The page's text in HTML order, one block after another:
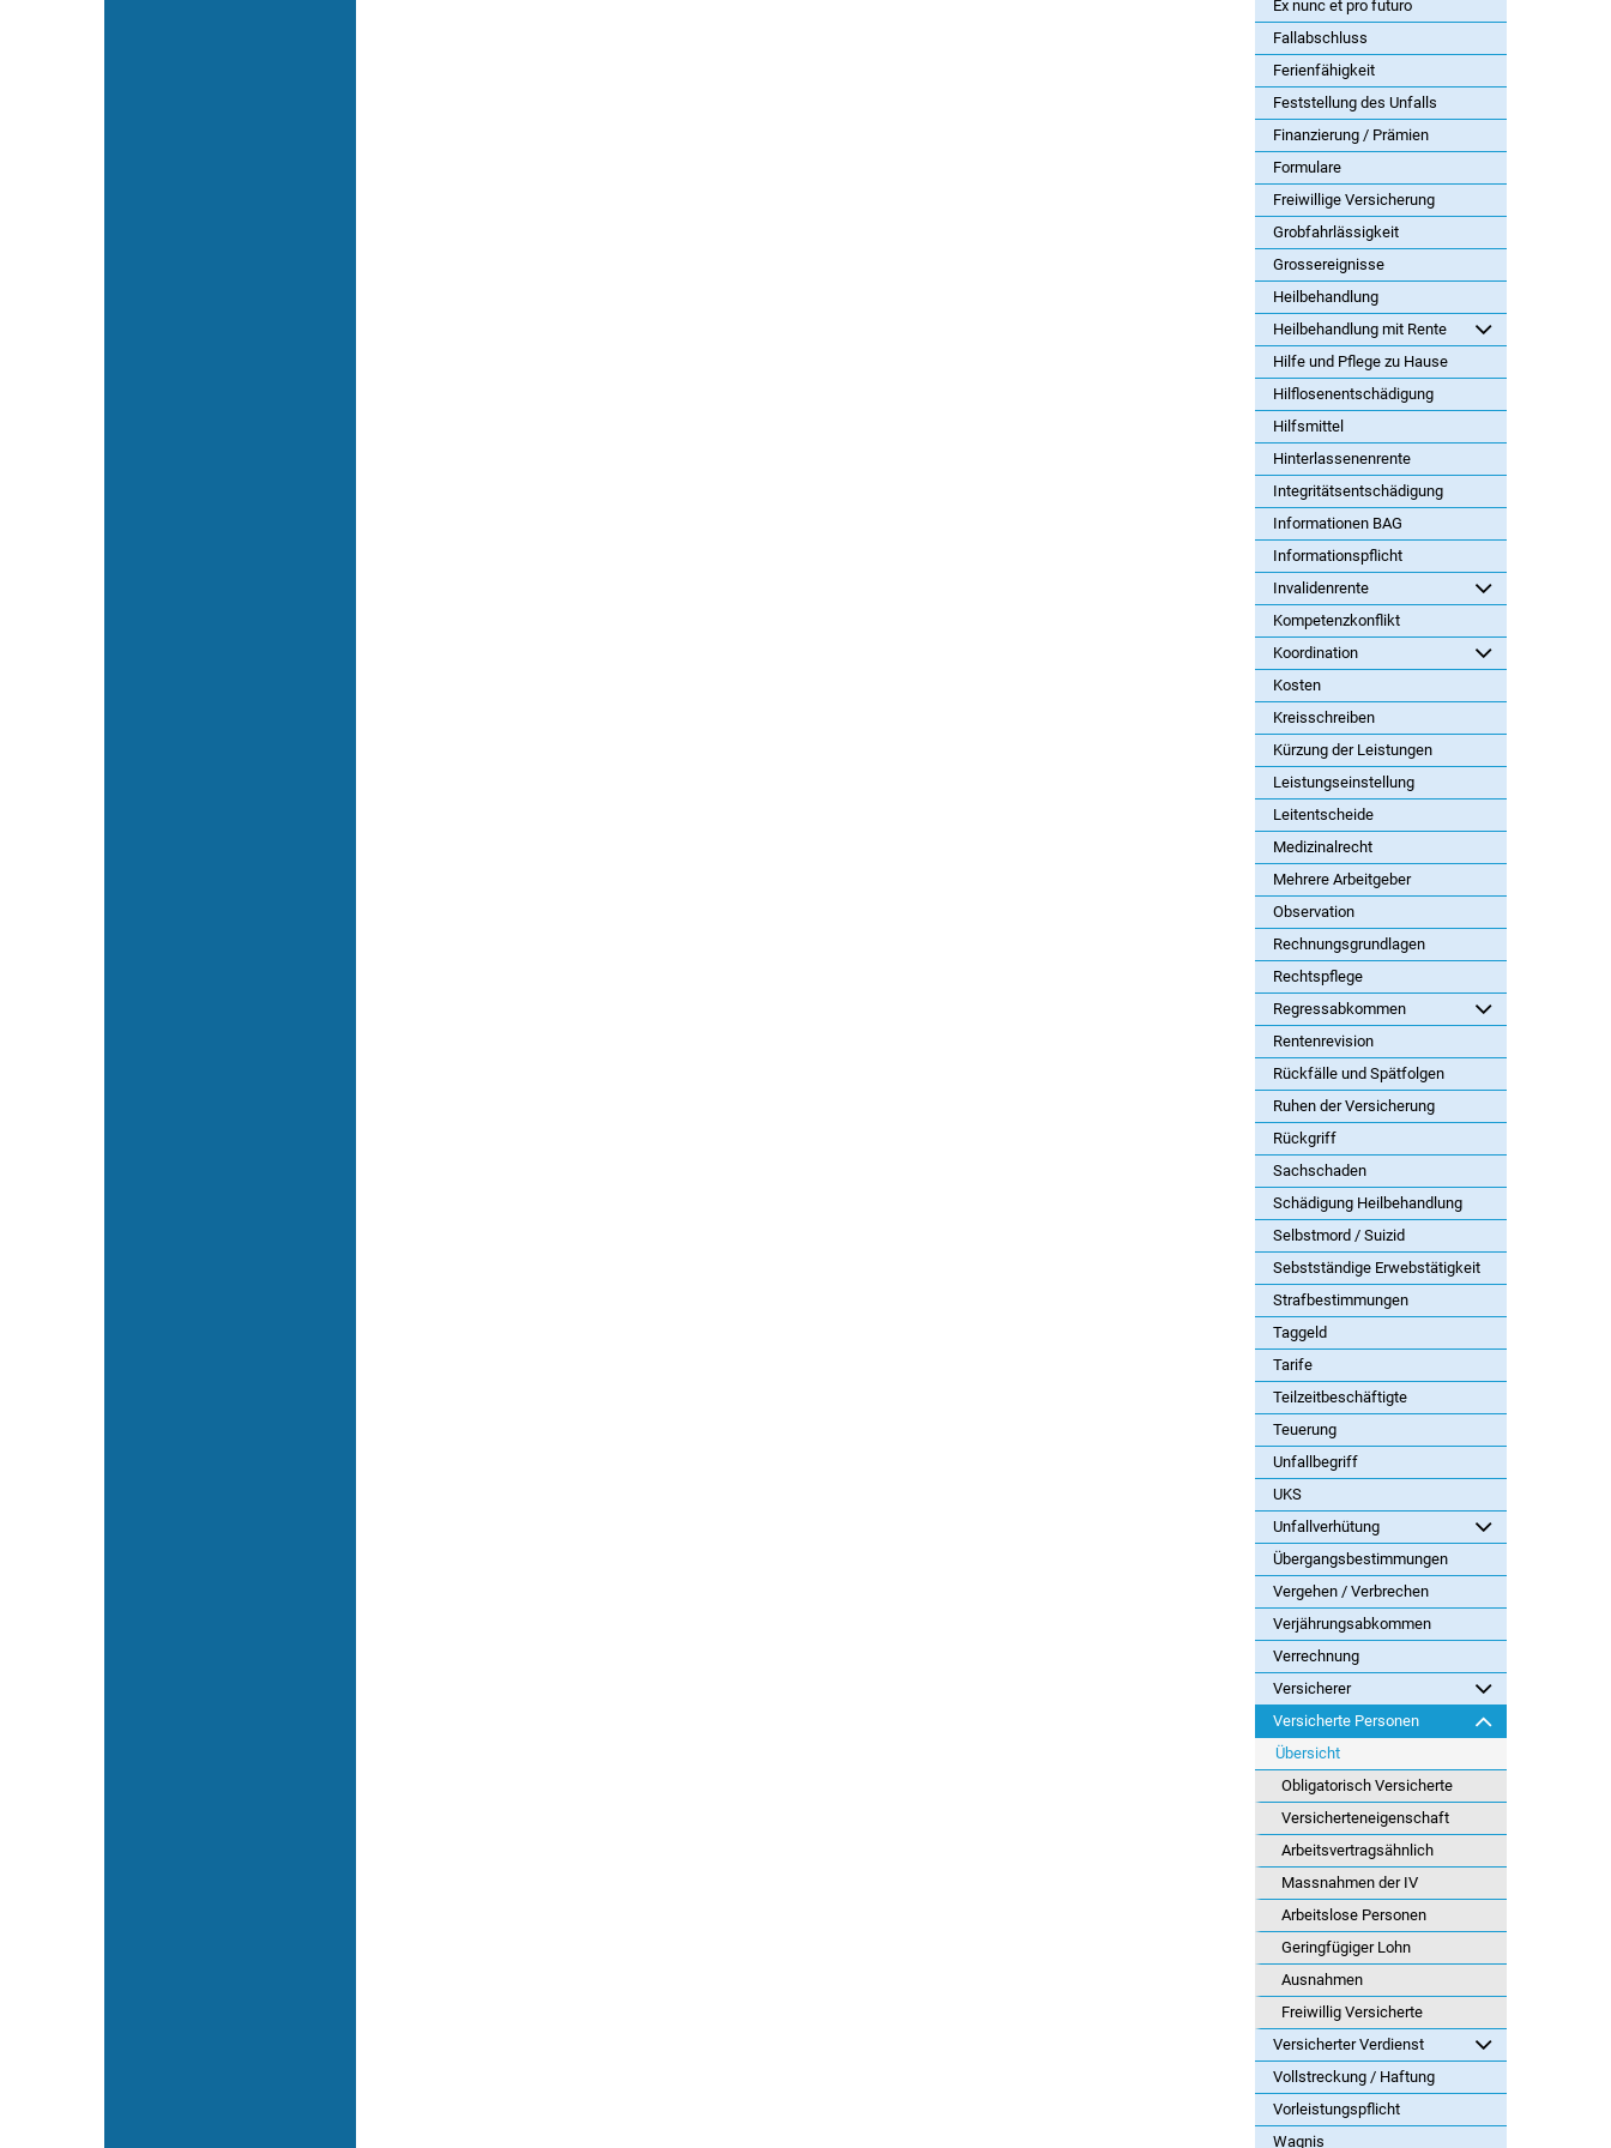
Ex nunc et pro futuro
Fallabschluss
Ferienfähigkeit
Feststellung des Unfalls
Finanzierung / Prämien
Formulare
Freiwillige Versicherung
Grobfahrlässigkeit
Grossereignisse
Heilbehandlung
Heilbehandlung mit Rente
Hilfe und Pflege zu Hause
Hilflosenentschädigung
Hilfsmittel
Hinterlassenenrente
Integritätsentschädigung
Informationen BAG
Informationspflicht
Invalidenrente
Kompetenzkonflikt
Koordination
Kosten
Kreisschreiben
Kürzung der Leistungen
Leistungseinstellung
Leitentscheide
Medizinalrecht
Mehrere Arbeitgeber
Observation
Rechnungsgrundlagen
Rechtspflege
Regressabkommen
Rentenrevision
Rückfälle und Spätfolgen
Ruhen der Versicherung
Rückgriff
Sachschaden
Schädigung Heilbehandlung
Selbstmord / Suizid
Sebstständige Erwebstätigkeit
Strafbestimmungen
Taggeld
Tarife
Teilzeitbeschäftigte
Teuerung
Unfallbegriff
UKS
Unfallverhütung
Übergangsbestimmungen
Vergehen / Verbrechen
Verjährungsabkommen
Verrechnung
Versicherer
Versicherte Personen
Übersicht
Obligatorisch Versicherte
Versicherteneigenschaft
Arbeitsvertragsähnlich
Massnahmen der IV
Arbeitslose Personen
Geringfügiger Lohn
Ausnahmen
Freiwillig Versicherte
Versicherter Verdienst
Vollstreckung / Haftung
Vorleistungspflicht
Wagnis